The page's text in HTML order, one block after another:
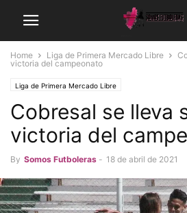
Home Liga de Primera Mercado Libre
victoria del campeonato
Liga de Primera Mercado Libre
Cobresal se lleva
victoria del
By Somos Futboleras - 18 de abril de 2021